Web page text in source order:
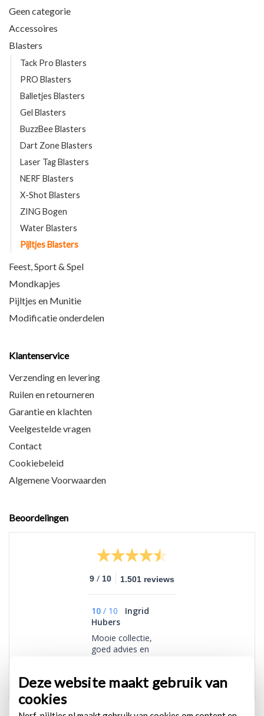
Deze website maakt gebruik van
cookies
Geen categorie
Accessoires
Blasters
Tack Pro Blasters
PRO Blasters
Balletjes Blasters
Gel Blasters
BuzzBee Blasters
Dart Zone Blasters
Laser Tag Blasters
NERF Blasters
X-Shot Blasters
ZING Bogen
Water Blasters
Pijltjes Blasters
Feest, Sport & Spel
Mondkapjes
Pijltjes en Munitie
Modificatie onderdelen
Klantenservice
Verzending en levering
Ruilen en retourneren
Garantie en klachten
Veelgestelde vragen
Contact
Cookiebeleid
Algemene Voorwaarden
Beoordelingen
9 / 10 1.501 reviews
10 / 10
Ingrid
Hubers
Mooie collectie,
goed advies en